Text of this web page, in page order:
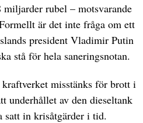
miljarder rubel – motsvarande
är det inte fråga om ett
president Vladimir Putin
stå för hela saneringsnotan.
misstänks för brott i
underhållet av den dieseltank
satt in krisåtgärder i tid.